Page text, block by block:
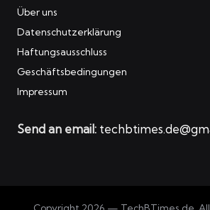
Über uns
Datenschutzerklärung
Haftungsausschluss
Geschäftsbedingungen
Impressum
Send an email: